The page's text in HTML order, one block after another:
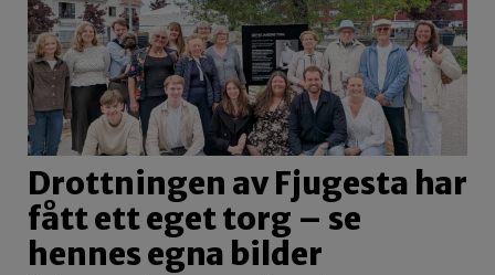
Drottningen av Fjugesta har
fått ett eget torg – se
hennes egna bilder